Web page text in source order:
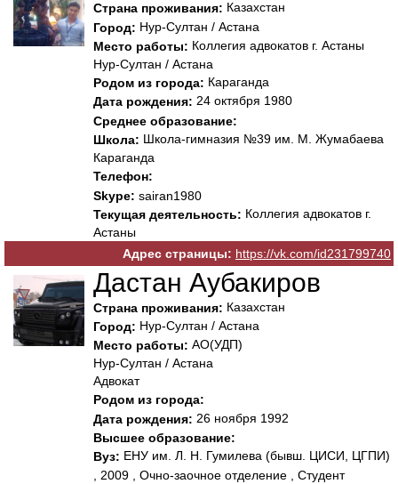
Страна проживания: Казахстан
Город: Нур-Султан / Астана
Место работы: Коллегия адвокатов г. Астаны
Нур-Султан / Астана
Родом из города: Караганда
Дата рождения: 24 октября 1980
Среднее образование:
Школа: Школа-гимназия №39 им. М. Жумабаева
Караганда
Телефон:
Skype: sairan1980
Текущая деятельность: Коллегия адвокатов г.
Астаны
Адрес страницы: https://vk.com/id231799740
Дастан Аубакиров
Страна проживания: Казахстан
Город: Нур-Султан / Астана
Место работы: АО(УДП)
Нур-Султан / Астана
Адвокат
Родом из города:
Дата рождения: 26 ноября 1992
Высшее образование:
Вуз: ЕНУ им. Л. Н. Гумилева (бывш. ЦИСИ, ЦГПИ)
, 2009 , Очно-заочное отделение , Студент